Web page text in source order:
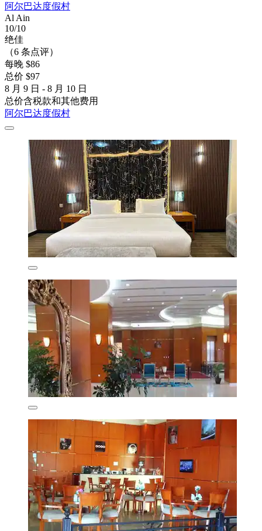
阿尔巴达度假村
Al Ain
10/10
绝佳
（6 条点评）
每晚 $86
总价 $97
8 月 9 日 - 8 月 10 日
总价含税款和其他费用
阿尔巴达度假村